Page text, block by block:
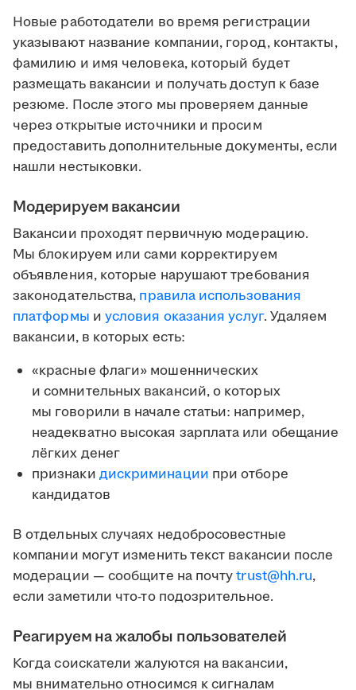
Новые работодатели во время регистрации
указывают название компании, город, контакты,
фамилию и имя человека, который будет
размещать вакансии и получать доступ к базе
резюме. После этого мы проверяем данные
через открытые источники и просим
предоставить дополнительные документы, если
нашли нестыковки.
Модерируем вакансии
Вакансии проходят первичную модерацию.
Мы блокируем или сами корректируем
объявления, которые нарушают требования
законодательства, правила использования
платформы и условия оказания услуг. Удаляем
вакансии, в которых есть:
«красные флаги» мошеннических
и сомнительных вакансий, о которых
мы говорили в начале статьи: например,
неадекватно высокая зарплата или обещание
лёгких денег
признаки дискриминации при отборе
кандидатов
В отдельных случаях недобросовестные
компании могут изменить текст вакансии после
модерации — сообщите на почтуtrust@hh.ru,
если заметили что-то подозрительное.
Реагируем на жалобы пользователей
Когда соискатели жалуются на вакансии,
мы внимательно относимся к сигналам